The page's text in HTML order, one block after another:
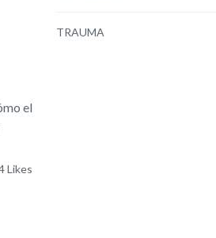
el
Likes
TRAUMA